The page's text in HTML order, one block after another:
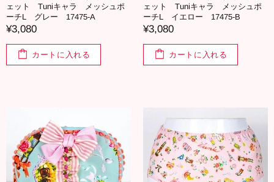
ェット Tuniキャラ メッシュポ
ーチL グレー 17475-A
¥3,080
カートに入れる
ェット Tuniキャラ メッシュポ
ーチL イエロー 17475-B
¥3,080
カートに入れる